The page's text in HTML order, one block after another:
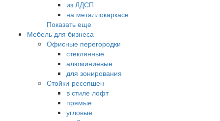
из ЛДСП
на металлокаркасе
Показать еще
Мебель для бизнеса
Офисные перегородки
стеклянные
алюминиевые
для зонирования
Стойки-ресепшен
в стиле лофт
прямые
угловые